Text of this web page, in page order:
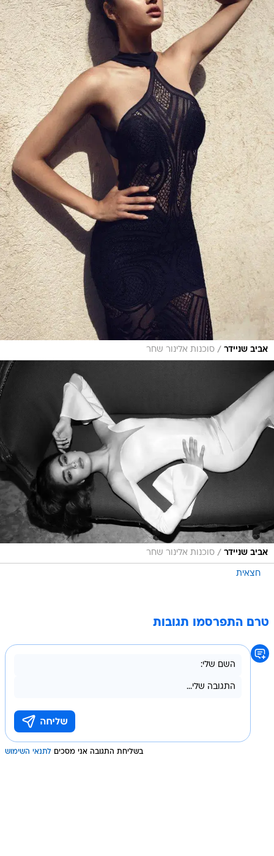
אביב שניידר / סוכנות אלינור שחר
אביב שניידר / סוכנות אלינור שחר
חצאית
טרם התפרסמו תגובות
בשליחת התגובה אני מסכים לתנאי השימוש